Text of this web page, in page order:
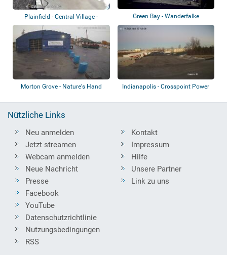
Plainfield - Central Village -
Waschanla...
Green Bay - Wanderfalke
Morton Grove - Nature's Hand
Indianapolis - Crosspoint Power
Nützliche Links
Neu anmelden
Jetzt streamen
Webcam anmelden
Neue Nachricht
Presse
Kontakt
Impressum
Hilfe
Unsere Partner
Link zu uns
Facebook
YouTube
Datenschutzrichtlinie
Nutzungsbedingungen
RSS